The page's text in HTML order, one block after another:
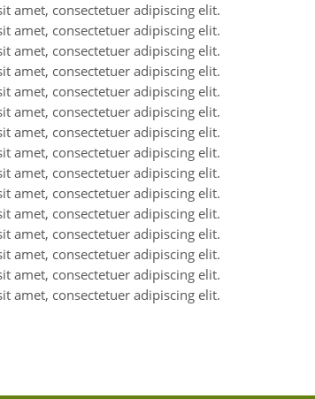
amet, consectetuer adipiscing elit.
amet, consectetuer adipiscing elit.
amet, consectetuer adipiscing elit.
amet, consectetuer adipiscing elit.
amet, consectetuer adipiscing elit.
amet, consectetuer adipiscing elit.
amet, consectetuer adipiscing elit.
amet, consectetuer adipiscing elit.
amet, consectetuer adipiscing elit.
amet, consectetuer adipiscing elit.
amet, consectetuer adipiscing elit.
amet, consectetuer adipiscing elit.
amet, consectetuer adipiscing elit.
amet, consectetuer adipiscing elit.
amet, consectetuer adipiscing elit.